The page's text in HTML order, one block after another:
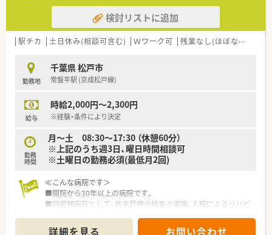
≪働く環境について≫
■勤務曜日や日数は週2日～5日でご相談可能です。
■業務効率化や業務改善など積極的に行う環境で、結果残業はほ
暇も半日単位で取得可能です）
■保育施設・託児所あり。6ヶ月～就学前まで利用可能です（保育
料 : 1,500円/日）
検討リストに追加
駅チカ 土日休み(相談可含む) Ｗワーク可 残業なし(ほぼなし含む)
勤務地
千葉県 松戸市
常盤平駅 (京成松戸線)
給与
時給2,000円～2,300円
※経験・条件により決定
勤務
時間
月～土 08:30～17:30 （休憩60分）
※上記のうち週3日、曜日時間相談可
※土曜日の勤務必須(最低月2回)
≪こんな病院です＞
■開院から30年以上の病院です。
■回復期病院として、外来診療や検査の実施、入院によるリハビ
す。
詳細を見る お問い合わせ